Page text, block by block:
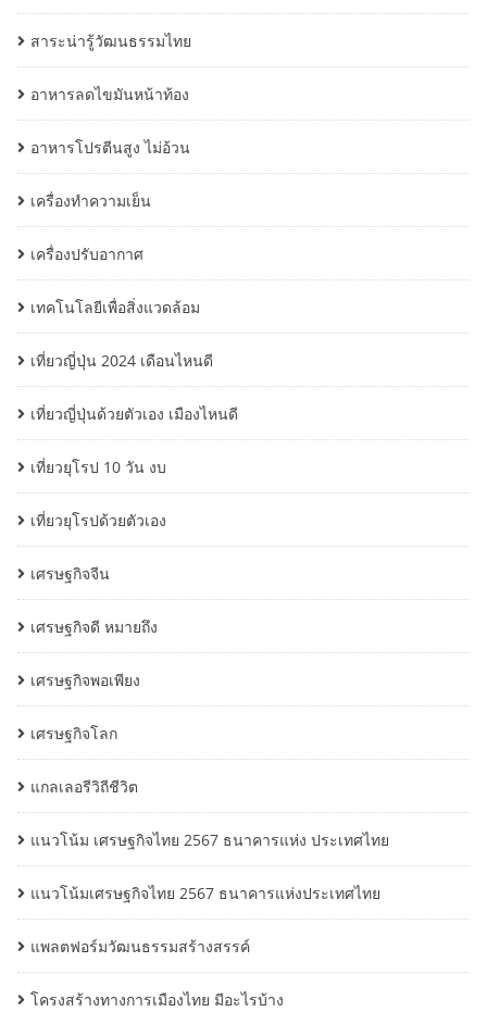
สาระน่ารู้วัฒนธรรมไทย
อาหารลดไขมันหน้าท้อง
อาหารโปรตีนสูง ไม่อ้วน
เครื่องทำความเย็น
เครื่องปรับอากาศ
เทคโนโลยีเพื่อสิ่งแวดล้อม
เที่ยวญี่ปุ่น 2024 เดือนไหนดี
เที่ยวญี่ปุ่นด้วยตัวเอง เมืองไหนดี
เที่ยวยุโรป 10 วัน งบ
เที่ยวยุโรปด้วยตัวเอง
เศรษฐกิจจีน
เศรษฐกิจดี หมายถึง
เศรษฐกิจพอเพียง
เศรษฐกิจโลก
แกลเลอรีวิถีชีวิต
แนวโน้ม เศรษฐกิจไทย 2567 ธนาคารแห่ง ประเทศไทย
แนวโน้มเศรษฐกิจไทย 2567 ธนาคารแห่งประเทศไทย
แพลตฟอร์มวัฒนธรรมสร้างสรรค์
โครงสร้างทางการเมืองไทย มีอะไรบ้าง